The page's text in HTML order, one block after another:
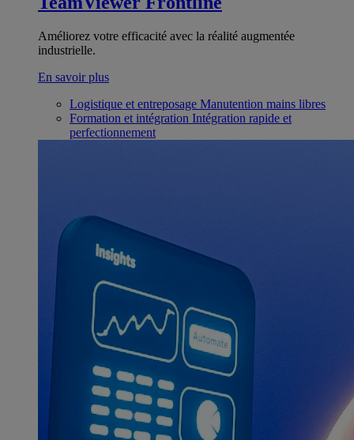
Améliorez votre efficacité avec la réalité augmentée
industrielle.
En savoir plus
Logistique et entreposage Manutention mains libres
Formation et intégration Intégration rapide et
perfectionnement